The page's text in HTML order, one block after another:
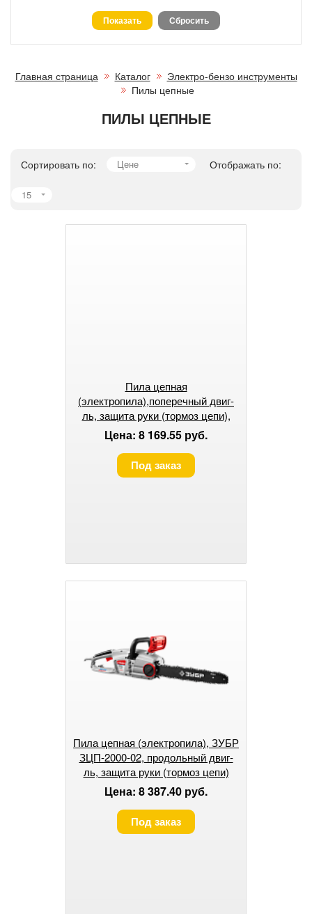
Главная страница Каталог
Электро-бензо инструменты
Пилы цепные
ПИЛЫ ЦЕПНЫЕ
Сортировать по: Цене Отображать по:
15
Пила цепная
(электропила),поперечный двиг-
ль, защита руки (тормоз цепи),
масляный бачок
Цена: 8 169.55 руб.
Под заказ
Пила цепная (электропила), ЗУБР
ЗЦП-2000-02, продольный двиг-
ль, защита руки (тормоз цепи)
Цена: 8 387.40 руб.
Под заказ